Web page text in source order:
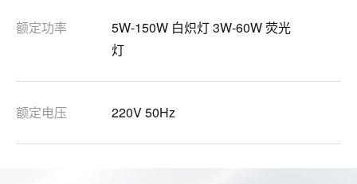
额定功率
5W-150W 白炽灯 3W-60W 荧光
灯
额定电压 220V 50Hz